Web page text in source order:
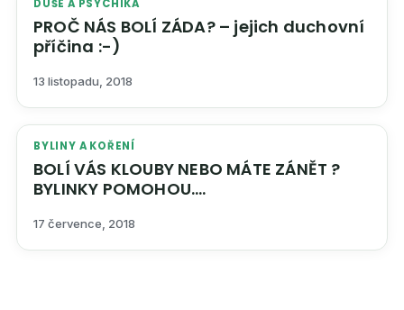
DUŠE A PSYCHIKA
PROČ NÁS BOLÍ ZÁDA? – jejich duchovní
příčina :-)
13 listopadu, 2018
BYLINY A KOŘENÍ
BOLÍ VÁS KLOUBY NEBO MÁTE ZÁNĚT ?
BYLINKY POMOHOU….
17 července, 2018